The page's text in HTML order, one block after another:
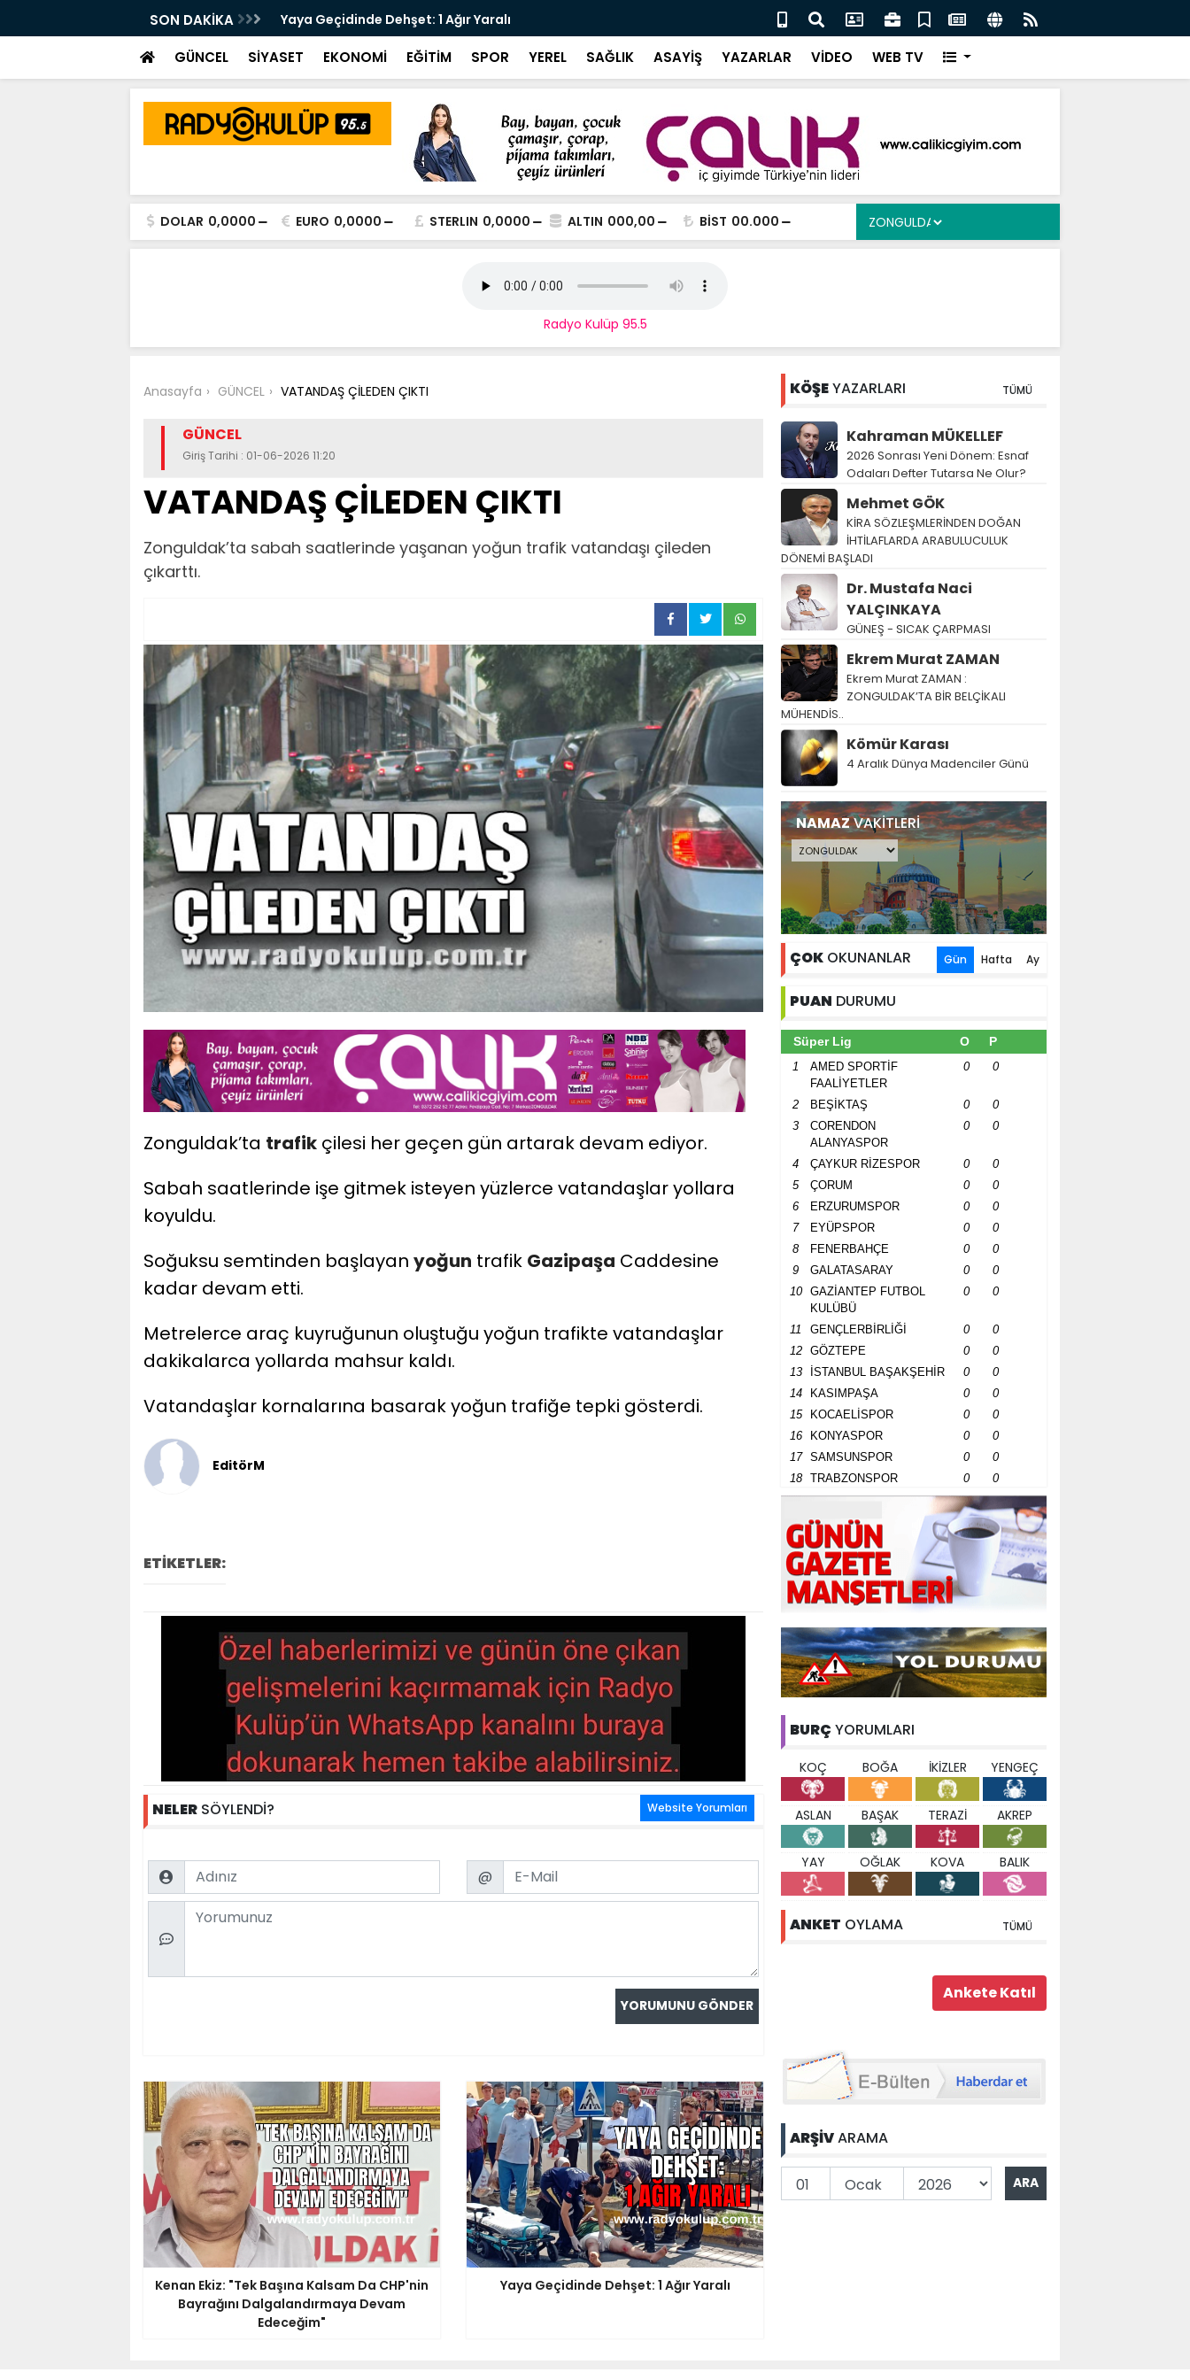
SON DAKİKA
Da CHP'nin Bayrağını
Yaya Geçidinde Dehşet: 1 Ağır Yaralı Karali’den Ergen’e Ziyaret
GÜNCEL SİYASET EKONOMİ EĞİTİM SPOR YEREL SAĞLIK ASAYİŞ YAZARLAR VİDEO WEB TV
DOLAR 0,0000 EURO 0,0000 STERLIN 0,0000 ALTIN 000,00 BİST 00.000
Radyo Kulüp 95.5
Anasayfa GÜNCEL VATANDAŞ ÇİLEDEN ÇIKTI
GÜNCEL
Giriş Tarihi : 01-06-2026 11:20
VATANDAŞ ÇİLEDEN ÇIKTI
Zonguldak’ta sabah saatlerinde yaşanan yoğun trafik vatandaşı çileden
çıkarttı.
Zonguldak’ta trafik çilesi her geçen gün artarak devam ediyor.
Sabah saatlerinde işe gitmek isteyen yüzlerce vatandaşlar yollara
koyuldu.
Soğuksu semtinden başlayan yoğun trafik Gazipaşa Caddesine
kadar devam etti.
Metrelerce araç kuyruğunun oluştuğu yoğun trafikte vatandaşlar
dakikalarca yollarda mahsur kaldı.
Vatandaşlar kornalarına basarak yoğun trafiğe tepki gösterdi.
EditörM
ETİKETLER:
NELER SÖYLENDİ? Website Yorumları
Name Email
@
Comment
Kenan Ekiz: "Tek Başına Kalsam Da CHP'nin
Bayrağını Dalgalandırmaya Devam
Edeceğim"
Yaya Geçidinde Dehşet: 1 Ağır Yaralı
KÖŞEYAZARLARI TÜMÜ
Kahraman MÜKELLEF
2026 Sonrası Yeni Dönem: Esnaf
Odaları Defter Tutarsa Ne Olur?
Mehmet GÖK
KİRA SÖZLEŞMLERİNDEN DOĞAN
İHTİLAFLARDA ARABULUCULUK
DÖNEMİ BAŞLADI
Dr. Mustafa Naci
YALÇINKAYA
GÜNEŞ - SICAK ÇARPMASI
Ekrem Murat ZAMAN
Ekrem Murat ZAMAN :
ZONGULDAK’TA BİR BELÇİKALI
MÜHENDİS..
Kömür Karası
4 Aralık Dünya Madenciler Günü
NAMAZVAKİTLERİ
ÇOK OKUNANLAR Gün Hafta Ay
PUAN DURUMU
Süper Lig O P
1
AMED SPORTİF
FAALİYETLER
0 0
2 BEŞİKTAŞ 0
0
3
CORENDON
ALANYASPOR
0 0
4 ÇAYKUR RİZESPOR 0
0
5
ÇORUM 0
0
6
ERZURUMSPOR 0
0
7
EYÜPSPOR 0
0
8
FENERBAHÇE 0
0
9
GALATASARAY 0
0
10
GAZİANTEP FUTBOL
KULÜBÜ
0 0
11 GENÇLERBİRLİĞİ 0
0
12
GÖZTEPE 0
0
13
İSTANBUL BAŞAKŞEHİR 0
0
14
KASIMPAŞA 0
0
15
KOCAELİSPOR 0
0
16
KONYASPOR 0
0
17
SAMSUNSPOR 0
0
18
TRABZONSPOR 0 0
BURÇ YORUMLARI
KOÇ BOĞA İKİZLER YENGEÇ
ASLAN BAŞAK TERAZİ AKREP
YAY OĞLAK KOVA BALIK
ANKET OYLAMA TÜMÜ
ARŞİVARAMA